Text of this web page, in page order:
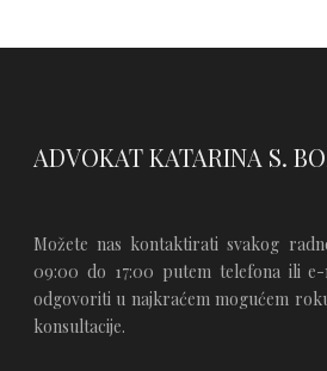
ADVOKAT KATARINA S.
Možete nas kontaktirati svakog
09:00 do 17:00 putem telefona ili
odgovoriti u najkraćem mogućem
konsultacije.